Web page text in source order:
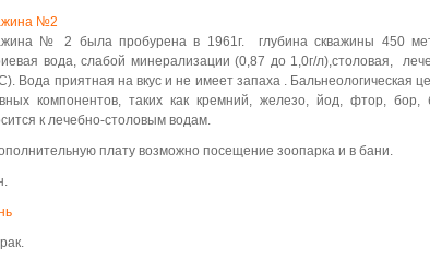
№2
№ 2 была пробурена в 1961г. глубина скважины 450
вода, слабой минерализации (0,87 до 1,0г/л),столовая,
Вода приятная на вкус и не имеет запаха . Бальнеологическая
компонентов, таких как кремний, железо, йод, фтор,
к лечебно-столовым водам.
плату возможно посещение зоопарка и в бани.